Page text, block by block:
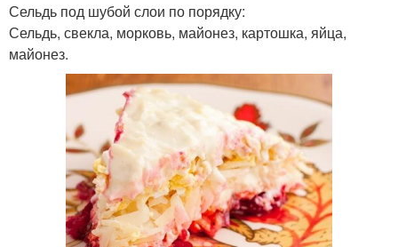
Сельдь под шубой слои по порядку:
Сельдь, свекла, морковь, майонез, картошка, яйца,
майонез.